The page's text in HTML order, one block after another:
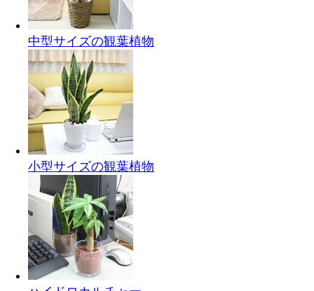
中型サイズの観葉植物
小型サイズの観葉植物